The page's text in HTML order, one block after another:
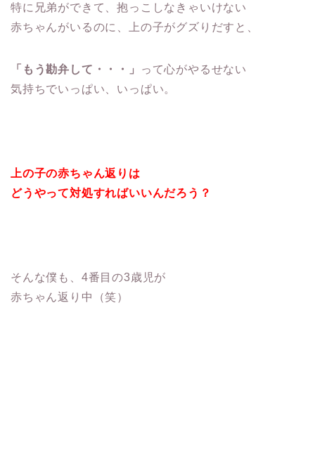
特に兄弟ができて、抱っこしなきゃいけない
赤ちゃんがいるのに、上の子がグズりだすと、
「もう勘弁して・・・」
って心がやるせない
気持ちでいっぱい、いっぱい。
上の子の赤ちゃん返りは
どうやって対処すればいいんだろう？
そんな僕も、4番目の3歳児が
赤ちゃん返り中（笑）